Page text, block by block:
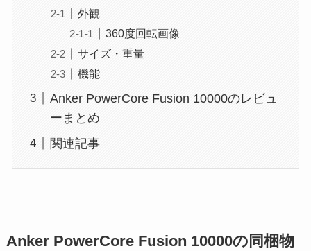
外観
360度回転画像
サイズ・重量
機能
Anker PowerCore Fusion 10000のレビュ
ーまとめ
関連記事
Anker PowerCore Fusion 10000の同梱物